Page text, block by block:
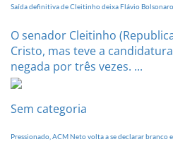
Saída definitiva de Cleitinho deixa Flávio
O senador Cleitinho
Cristo, mas teve a
negada por três vezes. ...
Sem categoria
Pressionado, ACM Neto volta a se declarar branco